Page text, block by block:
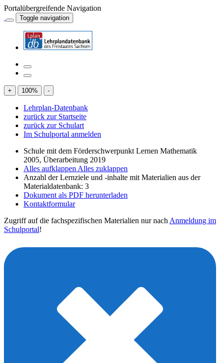
Portalübergreifende Navigation
Toggle navigation
+ 100% -
Lehrplan-Datenbank
zurück zur Startseite
zurück zur Schulart
Im Schulportal anmelden
Schule mit dem Förderschwerpunkt Lernen Mathematik
2005, Überarbeitung 2019
Alles aufklappen Alles zuklappen
Anzahl der Lernziele und -inhalte mit Materialien aus der
Materialdatenbank: 3
Dokument als PDF herunterladen
Kontaktformular
Zugriff auf die fachspezifischen Materialien nur nach Anmeldung im
Schulportal!